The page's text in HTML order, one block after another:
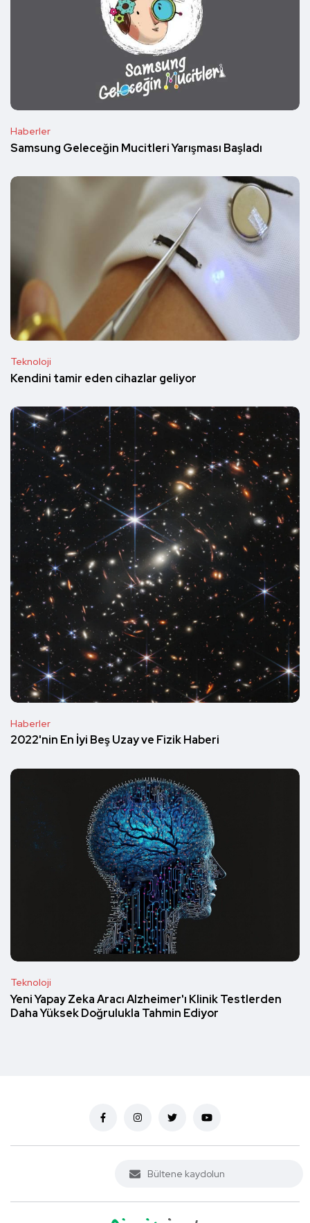
Haberler
Samsung Geleceğin Mucitleri Yarışması Başladı
Teknoloji
Kendini tamir eden cihazlar geliyor
Haberler
2022'nin En İyi Beş Uzay ve Fizik Haberi
Teknoloji
Yeni Yapay Zeka Aracı Alzheimer'ı Klinik Testlerden
Daha Yüksek Doğrulukla Tahmin Ediyor